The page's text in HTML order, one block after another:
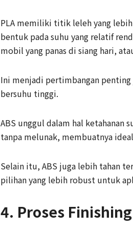
PLA memiliki titik leleh yang
bentuk pada suhu yang relatif
mobil yang panas di siang hari,
Ini menjadi pertimbangan penting
bersuhu tinggi.
ABS unggul dalam hal ketahanan
tanpa melunak, membuatnya
Selain itu, ABS juga lebih tahan
pilihan yang lebih robust untuk
4. Proses